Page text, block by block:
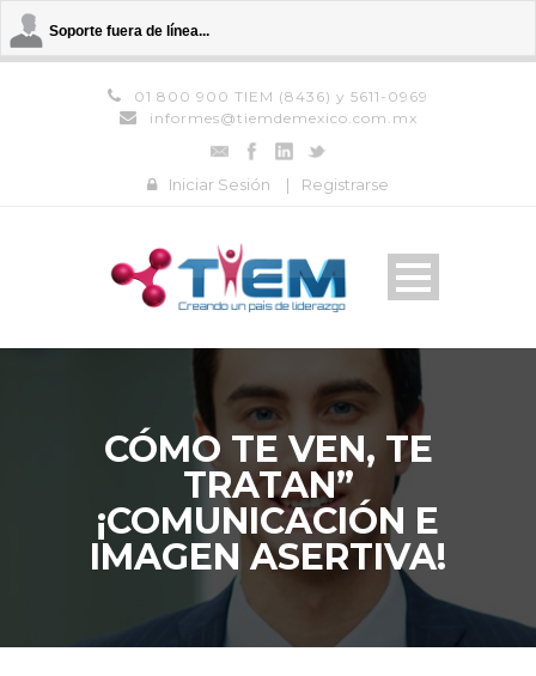
Soporte fuera de línea...
01 800 900 TIEM (8436) y 5611-0969
informes@tiemdemexico.com.mx
Iniciar Sesión | Registrarse
CÓMO TE VEN, TE
TRATAN”
¡COMUNICACIÓN E
IMAGEN ASERTIVA!